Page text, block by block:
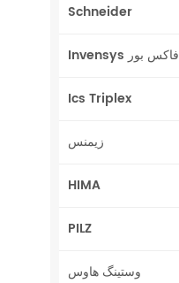
Schneider
Invensys فاکس بور
Ics Triplex
زیمنس
HIMA
PILZ
وستینگ هاوس